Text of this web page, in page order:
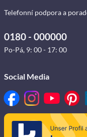
Telefonní podpora a
0180 - 000000
Po-Pá, 9: 00 - 17: 00
Social Media